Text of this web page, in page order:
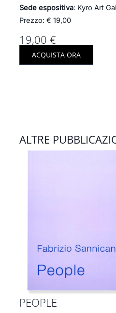
Sede espositiva: Kyro Art
Prezzo: € 19,00
19,00 €
ACQUISTA ORA
ALTRE
PEOPLE